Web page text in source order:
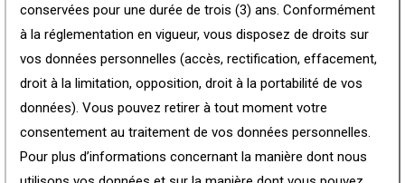
conservées pour une durée de trois (3) ans. Conformément
à la réglementation en vigueur, vous disposez de droits sur
vos données personnelles (accès, rectification, effacement,
droit à la limitation, opposition, droit à la portabilité de vos
données). Vous pouvez retirer à tout moment votre
consentement au traitement de vos données personnelles.
Pour plus d’informations concernant la manière dont nous